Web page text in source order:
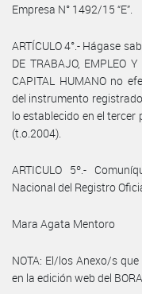
Empresa N° 1492/15 “E”.
ARTÍCULO 4°.- Hágase
DE TRABAJO, EMPLEO
CAPITAL HUMANO no
del instrumento
lo establecido en el tercer
(t.o.2004).
ARTICULO 5º.-
Nacional del Registro
Mara Agata Mentoro
NOTA: El/los Anexo/s
en la edición web del